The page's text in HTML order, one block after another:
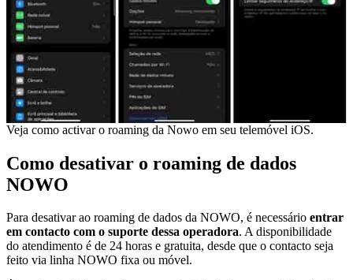
Veja como activar o roaming da Nowo em seu telemóvel iOS.
Como desativar o roaming de dados
NOWO
Para desativar ao roaming de dados da NOWO, é necessário entrar
em contacto com o suporte dessa operadora. A disponibilidade
do atendimento é de 24 horas e gratuita, desde que o contacto seja
feito via linha NOWO fixa ou móvel.